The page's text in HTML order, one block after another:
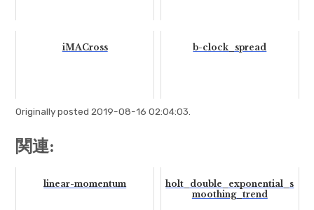
iMACross b-clock_spread
Originally posted 2019-08-16 02:04:03.
関連:
linear-momentum
holt_double_exponential_s
moothing_trend